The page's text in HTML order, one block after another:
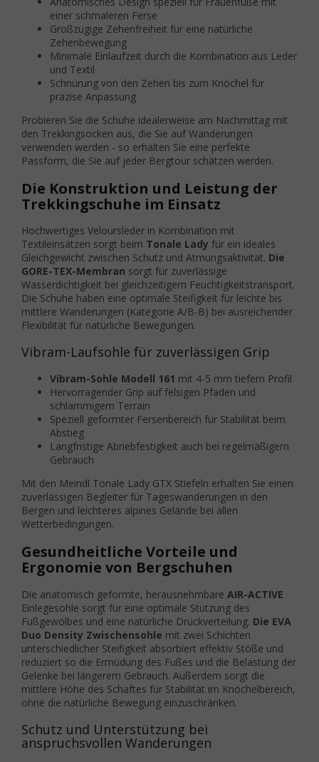
einer schmaleren Ferse
Großzügige Zehenfreiheit für eine natürliche
Zehenbewegung
Minimale Einlaufzeit durch die Kombination aus Leder
und Textil
Schnürung von den Zehen bis zum Knöchel für
präzise Anpassung
Probieren Sie die Schuhe idealerweise am Nachmittag mit
den Trekkingsocken aus, die Sie auf Wanderungen
verwenden werden - so erhalten Sie eine perfekte
Passform, die Sie auf jeder Bergtour schätzen werden.
Die Konstruktion und Leistung der
Trekkingschuhe im Einsatz
Hochwertiges Veloursleder in Kombination mit
Textileinsätzen sorgt beim Tonale Lady für ein ideales
Gleichgewicht zwischen Schutz und Atmungsaktivität. Die
GORE-TEX-Membran sorgt für zuverlässige
Wasserdichtigkeit bei gleichzeitigem Feuchtigkeitstransport.
Die Schuhe haben eine optimale Steifigkeit für leichte bis
mittlere Wanderungen (Kategorie A/B-B) bei ausreichender
Flexibilität für natürliche Bewegungen.
Vibram-Laufsohle für zuverlässigen Grip
Vibram-Sohle Modell 161 mit 4-5 mm tiefem Profil
Hervorragender Grip auf felsigen Pfaden und
schlammigem Terrain
Speziell geformter Fersenbereich für Stabilität beim
Abstieg
Langfristige Abriebfestigkeit auch bei regelmäßigem
Gebrauch
Mit den Meindl Tonale Lady GTX Stiefeln erhalten Sie einen
zuverlässigen Begleiter für Tageswanderungen in den
Bergen und leichteres alpines Gelände bei allen
Wetterbedingungen.
Gesundheitliche Vorteile und
Ergonomie von Bergschuhen
Die anatomisch geformte, herausnehmbare AIR-ACTIVE
Einlegesohle sorgt für eine optimale Stützung des
Fußgewölbes und eine natürliche Druckverteilung. Die EVA
Duo Density Zwischensohle mit zwei Schichten
unterschiedlicher Steifigkeit absorbiert effektiv Stöße und
reduziert so die Ermüdung des Fußes und die Belastung der
Gelenke bei längerem Gebrauch. Außerdem sorgt die
mittlere Höhe des Schaftes für Stabilität im Knöchelbereich,
ohne die natürliche Bewegung einzuschränken.
Schutz und Unterstützung bei
anspruchsvollen Wanderungen